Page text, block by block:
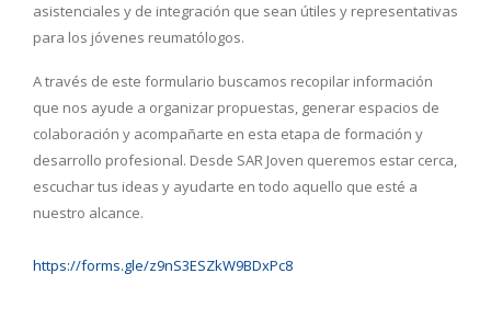
asistenciales y de integración que sean útiles y representativas
para los jóvenes reumatólogos.
A través de este formulario buscamos recopilar información
que nos ayude a organizar propuestas, generar espacios de
colaboración y acompañarte en esta etapa de formación y
desarrollo profesional. Desde SAR Joven queremos estar cerca,
escuchar tus ideas y ayudarte en todo aquello que esté a
nuestro alcance.
https://forms.gle/z9nS3ESZkW9BDxPc8